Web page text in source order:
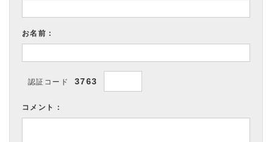
お名前：
認証コード 3763
コメント：